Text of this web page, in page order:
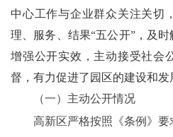
中心工作与企业群众关注关切
理、服务、结果“五公开”，及
增强公开实效，主动接受社会
督，有力促进了园区的建设和发
（一）主动公开情况
高新区严格按照《条例》